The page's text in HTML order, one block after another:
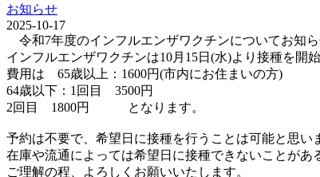
お知らせ
2025-10-17
令和7年度のインフルエンザワクチンについてお知ら
インフルエンザワクチンは10月15日(水)より接種を開
費用は 65歳以上：1600円(市内にお住まいの方)
64歳以下：1回目 3500円
2回目 1800円 となります。
予約は不要で、希望日に接種を行うことは可能と思い
在庫や流通によっては希望日に接種できないことがあ
ご理解の程、よろしくお願いいたします。